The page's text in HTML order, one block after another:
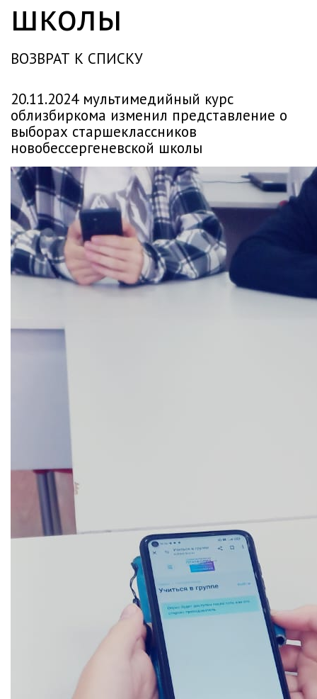
школы
ВОЗВРАТ К СПИСКУ
20.11.2024 мультимедийный курс
облизбиркома изменил представление о
выборах старшеклассников
новобессергеневской школы